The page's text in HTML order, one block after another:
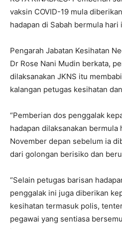
vaksin COVID-19 mula
hadapan di Sabah bermula hari
Pengarah Jabatan Kesihatan
Dr Rose Nani Mudin berkata,
dilaksanakan JKNS itu
kalangan petugas kesihatan
“Pemberian dos penggalak
hadapan dilaksanakan
November depan sebelum ia
dari golongan berisiko dan
“Selain petugas barisan
penggalak ini juga diberikan
kesihatan termasuk polis,
pegawai yang sentiasa